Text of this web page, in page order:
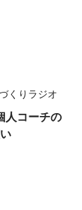
くりラジオ
人コーチの